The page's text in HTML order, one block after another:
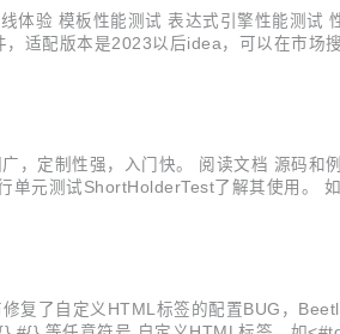
验 模板性能测试 表达式引擎性能测试
配版本是2023以后idea，可以在市场搜
，定制性强，入门快。 阅读文档 源码和
单元测试ShortHolderTest了解其使用。
复了自定义HTML标签的配置BUG，